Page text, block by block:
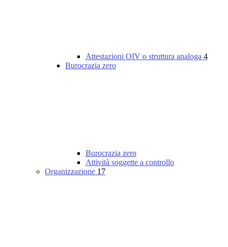
Attestazioni OIV o struttura analoga 4
Burocrazia zero
Burocrazia zero
Attività soggette a controllo
Organizzazione 17